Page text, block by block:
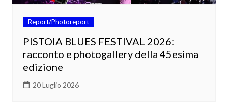
Report/Photoreport
PISTOIA BLUES FESTIVAL 2026:
racconto e photogallery della 45esima
edizione
20 Luglio 2026